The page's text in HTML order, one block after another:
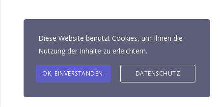
Diese Website benutzt Cookies, um Ihnen die
Nutzung der Inhalte zu erleichtern.
OK, EINVERSTANDEN. DATENSCHUTZ